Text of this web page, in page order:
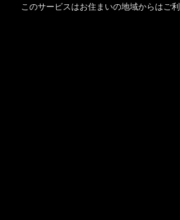
このサービスはお住まいの地域からはご利